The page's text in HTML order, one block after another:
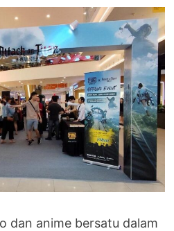
dan anime bersatu dalam